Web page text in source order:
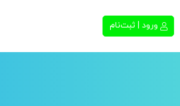
ورود | ثبت‌نام